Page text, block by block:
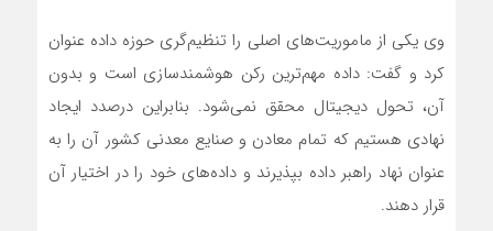
وی یکی از ماموریت‌های اصلی را تنظیم‌گری حوزه داده عنوان
کرد و گفت: داده مهم‌ترین رکن هوشمندسازی است و بدون
آن، تحول دیجیتال محقق نمی‌شود. بنابراین درصدد ایجاد
نهادی هستیم که تمام معادن و صنایع معدنی کشور آن را به
عنوان نهاد راهبر داده بپذیرند و داده‌های خود را در اختیار آن
قرار دهند.